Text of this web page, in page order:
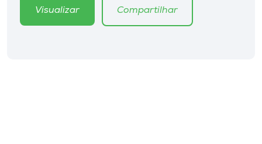
RádioVisualizar Compartilhar